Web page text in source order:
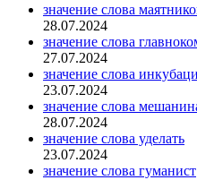
значение слова
28.07.2024
значение слова
27.07.2024
значение слова
23.07.2024
значение слова
28.07.2024
значение слова уделать
23.07.2024
значение слова гуманист